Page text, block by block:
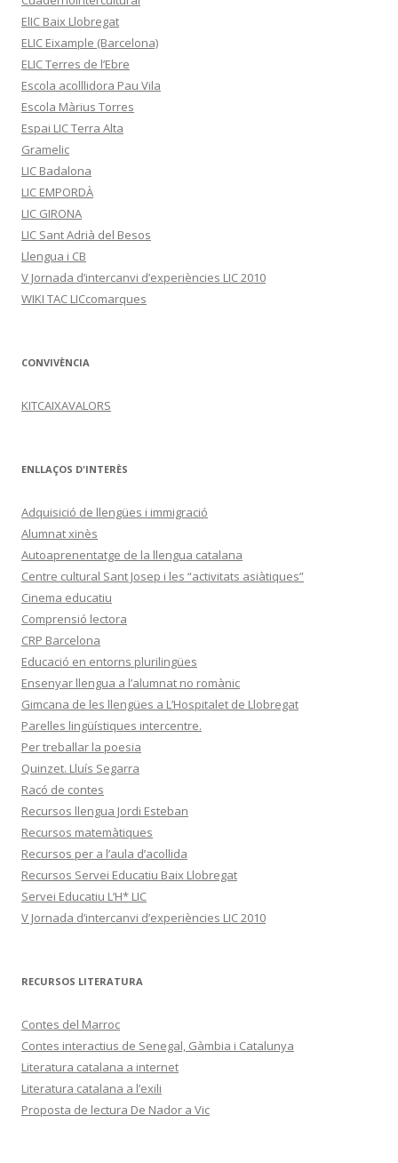
ElIC Baix Llobregat
ELIC Eixample (Barcelona)
ELIC Terres de l’Ebre
Escola acolllidora Pau Vila
Escola Màrius Torres
Espai LIC Terra Alta
Gramelic
LIC Badalona
LIC EMPORDÀ
LIC GIRONA
LIC Sant Adrià del Besos
Llengua i CB
V Jornada d’intercanvi d’experiències LIC 2010
WIKI TAC LICcomarques
CONVIVÈNCIA
KITCAIXAVALORS
ENLLAÇOS D'INTERÈS
Adquisició de llengües i immigració
Alumnat xinès
Autoaprenentatge de la llengua catalana
Centre cultural Sant Josep i les “activitats asiàtiques”
Cinema educatiu
Comprensió lectora
CRP Barcelona
Educació en entorns plurilingües
Ensenyar llengua a l’alumnat no romànic
Gimcana de les llengües a L’Hospitalet de Llobregat
Parelles lingüístiques intercentre.
Per treballar la poesia
Quinzet. Lluís Segarra
Racó de contes
Recursos llengua Jordi Esteban
Recursos matemàtiques
Recursos per a l’aula d’acollida
Recursos Servei Educatiu Baix Llobregat
Servei Educatiu L’H* LIC
V Jornada d’intercanvi d’experiències LIC 2010
RECURSOS LITERATURA
Contes del Marroc
Contes interactius de Senegal, Gàmbia i Catalunya
Literatura catalana a internet
Literatura catalana a l’exili
Proposta de lectura De Nador a Vic